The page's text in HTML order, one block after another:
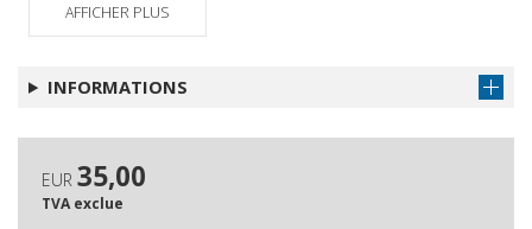
AFFICHER PLUS
INFORMATIONS
EUR 35,00
TVA exclue